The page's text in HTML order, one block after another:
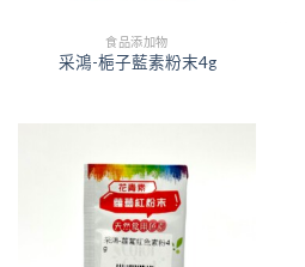
食品添加物
采鴻-梔子藍素粉末4g